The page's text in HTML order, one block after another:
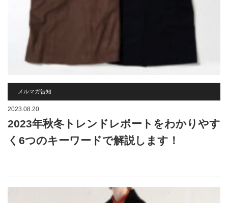
メルマガ告知
2023.08.20
2023年秋冬トレンドレポートをわかりやす
く6つのキーワードで解説します！